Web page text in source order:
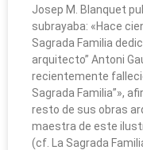
Josep M. Blanquet
subrayaba: «Hace
Sagrada Familia
arquitecto” Antoni
recientemente
Sagrada Familia”»,
resto de sus obras
maestra de este
(cf. La Sagrada